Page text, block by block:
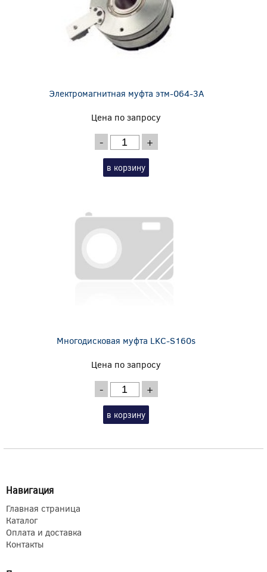
Электромагнитная муфта этм-064-3А
Цена по запросу
- +
в корзину
Многодисковая муфта LKC-S160s
Цена по запросу
- +
в корзину
Навигация
Главная страница
Каталог
Оплата и доставка
Контакты